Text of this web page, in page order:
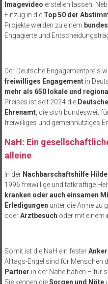
Imagevideo erstellen lassen.
Einzug in die Top 50 der
Projekte werden zu einem
Engagierte und
Der Deutsche Engagementpreis
freiwilliges Engagementin
mehr als 650 lokale und
Preises ist seit 2024 die
Ehrenamt, die sich bundesweit
freiwilliges und gemeinnütziges
NaH: Ein
alleine
In der Nachbarschaftshilfe
1996 freiwillige und tatkräftige
kranken oder auch einsamen
Erledigungen unter die Arme zu
oderArztbesuch oder mit einem
Somit ist die NaH ein festerAnker
Alltags-Engel sind für Menschen
Partner in der Nähe haben – für
Sie kennen dieSorgen und Nöte